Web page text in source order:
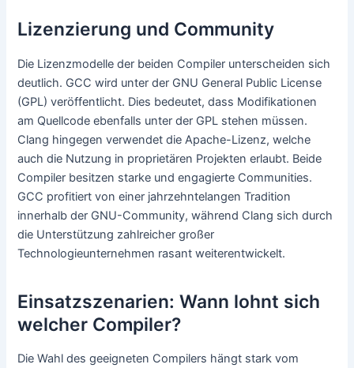
Lizenzierung und Community
Die Lizenzmodelle der beiden Compiler unterscheiden sich
deutlich. GCC wird unter der GNU General Public License
(GPL) veröffentlicht. Dies bedeutet, dass Modifikationen
am Quellcode ebenfalls unter der GPL stehen müssen.
Clang hingegen verwendet die Apache-Lizenz, welche
auch die Nutzung in proprietären Projekten erlaubt. Beide
Compiler besitzen starke und engagierte Communities.
GCC profitiert von einer jahrzehntelangen Tradition
innerhalb der GNU-Community, während Clang sich durch
die Unterstützung zahlreicher großer
Technologieunternehmen rasant weiterentwickelt.
Einsatzszenarien: Wann lohnt sich
welcher Compiler?
Die Wahl des geeigneten Compilers hängt stark vom